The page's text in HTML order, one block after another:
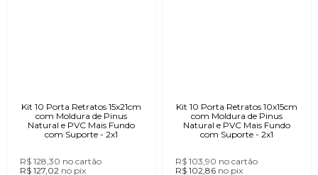
Kit 10 Porta Retratos 15x21cm
com Moldura de Pinus
Natural e PVC Mais Fundo
com Suporte - 2x1
R$ 128,30 no cartão
R$ 127,02 no pix
Kit 10 Porta Retratos 10x15cm
com Moldura de Pinus
Natural e PVC Mais Fundo
com Suporte - 2x1
R$ 103,90 no cartão
R$ 102,86 no pix